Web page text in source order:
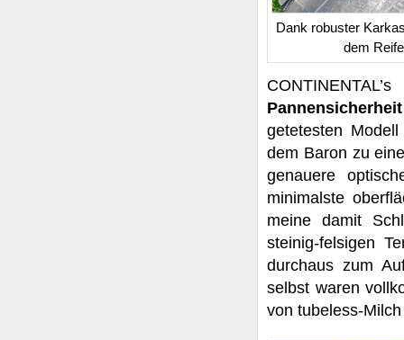
Dank robuster
dem
Pannensicherheit
getetesten
dem Baron zu
genauere
minimalste
meine damit
steinig-felsigen
durchaus zum
selbst waren
von tubeless-